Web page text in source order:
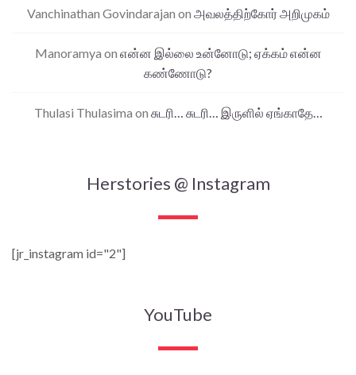
Vanchinathan Govindarajan on அவலத்திற்கோர் அறிமுகம்
Manoramya on என்ன இல்லை உன்னோடு; ஏக்கம் என்ன
கண்ணோடு?
Thulasi Thulasima on சுடரி… சுடரி… இருளில் ஏங்காதே…
Herstories @ Instagram
[jr_instagram id="2"]
YouTube